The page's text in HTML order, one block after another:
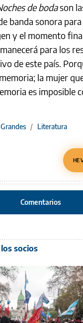
de bodason
banda sonora
y el momento
para los
de este país.
la mujer
es imposible
/ Literatura
HE
Comentarios
socios